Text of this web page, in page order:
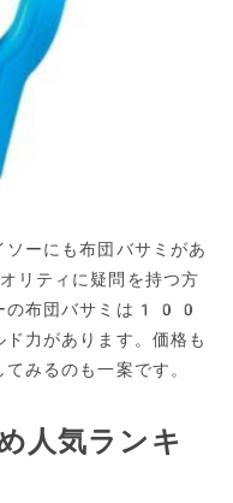
ーにも布団バサミがあ
ティに疑問を持つ方
の布団バサミは100
力があります。価格も
みるのも一案です。
人気ランキ